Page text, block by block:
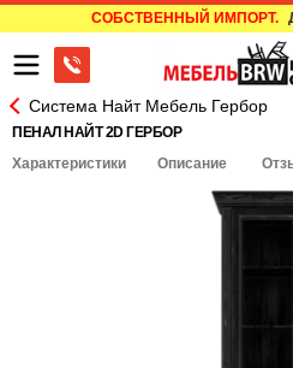
СОБСТВЕННЫЙ ИМПОРТ.
Система Найт Мебель Гербор
ПЕНАЛ НАЙТ 2D ГЕРБОР
Характеристики
Описание